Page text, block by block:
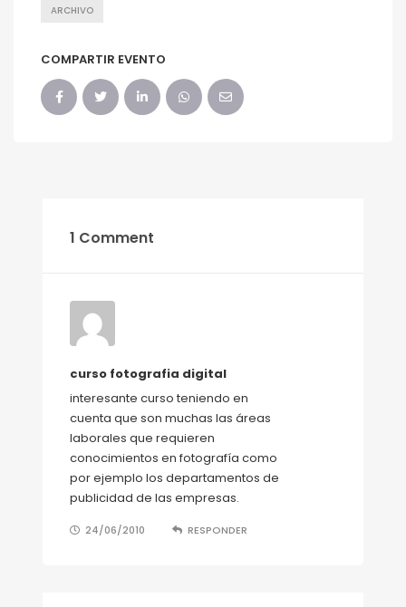
ARCHIVO
COMPARTIR EVENTO
1 Comment
curso fotografia digital
interesante curso teniendo en
cuenta que son muchas las áreas
laborales que requieren
conocimientos en fotografía como
por ejemplo los departamentos de
publicidad de las empresas.
24/06/2010 RESPONDER